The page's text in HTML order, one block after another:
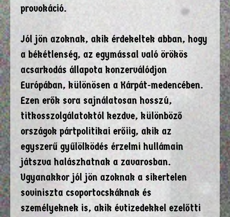
provokáció.
Jól jön azoknak, akik érdekeltek abban, hogy
a békétlenség, az egymással való örökös
acsarkodás állapota konzerválódjon
Európában, különösen a Kárpát-medencében.
Ezen erők sora sajnálatosan hosszú,
titkosszolgálatoktól kezdve, különböző
országok pártpolitikai erőiig, akik az
egyszerű gyűlölködés érzelmi hullámain
játszva halászhatnak a zavarosban.
Ugyanakkor jól jön azoknak a sikertelen
soviniszta csoportocskáknak és
személyeknek is, akik évtizedekkel ezelőtti